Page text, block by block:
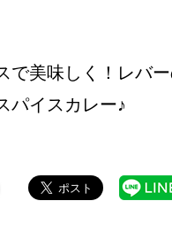
で美味しく！レバ
パイスカレー♪